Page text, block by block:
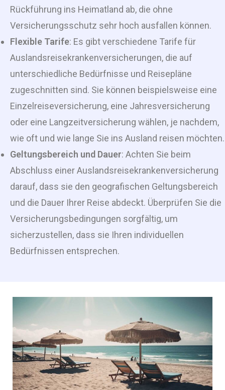
Rückführung ins Heimatland ab, die ohne
Versicherungsschutz sehr hoch ausfallen können.
Flexible Tarife: Es gibt verschiedene Tarife für
Auslandsreisekrankenversicherungen, die auf
unterschiedliche Bedürfnisse und Reisepläne
zugeschnitten sind. Sie können beispielsweise eine
Einzelreiseversicherung, eine Jahresversicherung
oder eine Langzeitversicherung wählen, je nachdem,
wie oft und wie lange Sie ins Ausland reisen möchten.
Geltungsbereich und Dauer: Achten Sie beim
Abschluss einer Auslandsreisekrankenversicherung
darauf, dass sie den geografischen Geltungsbereich
und die Dauer Ihrer Reise abdeckt. Überprüfen Sie die
Versicherungsbedingungen sorgfältig, um
sicherzustellen, dass sie Ihren individuellen
Bedürfnissen entsprechen.